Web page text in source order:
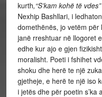
kurth,“S’kam kohë të vdes”
Nexhip Bashllari, i
domethënës, jo vetëm
janë rreshtuar në llogoret
edhe kur ajo e gjen
moralisht. Poeti i fshihet
shoku dhe herë te një
gjetheje, e herë te një iso
i jetës dhe për poetin s’ka